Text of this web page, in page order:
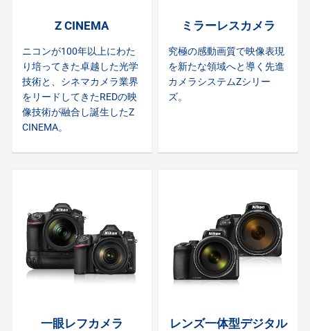
Z CINEMA
ニコンが100年以上にわた
り培ってきた卓越した光学
技術と、シネマカメラ業界
をリードしてきたREDの映
像技術が融合し誕生したZ
CINEMA。
ミラーレスカメラ
究極の感動画質で映像表現
を新たな領域へと導く先進
カメラシステムZシリー
ズ。
一眼レフカメラ
レンズ一体型デジタル